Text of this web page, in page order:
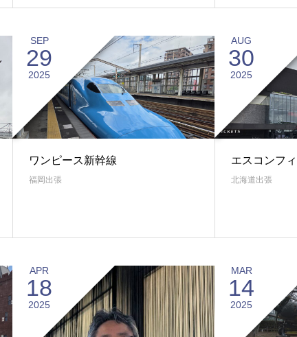
SEP
29
2025
ワンピース新幹線
福岡出張
AUG
30
2025
エスコンフ
北海道出張
APR
18
2025
MAR
14
2025